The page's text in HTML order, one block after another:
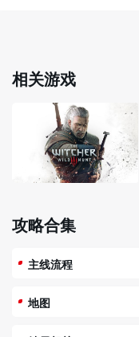
相关游戏
攻略合集
主线流程
地图